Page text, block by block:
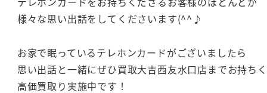
様々な思い出話をしてくださいます(^^♪
お家で眠っているテレホンカードがございましたら
思い出話と一緒にぜひ買取大吉西友水口店までお持ち
高価買取り実施中です！